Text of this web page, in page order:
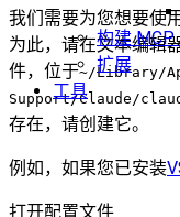
构建
扩展
工具
我们需要为您想要使
为此，请在文本编辑
件，位于~/Library/
Support/Claude/
存在，请创建它。
例如，如果您已安装
打开配置文件